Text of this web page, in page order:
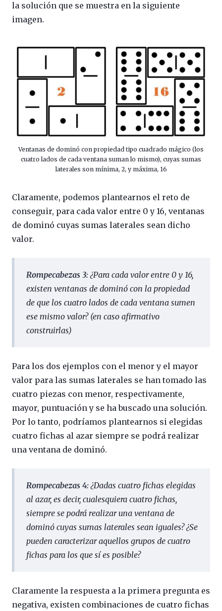
la solución que se muestra en la siguiente
imagen.
Ventanas de dominó con propiedad tipo cuadrado mágico (los
cuatro lados de cada ventana suman lo mismo), cuyas sumas
laterales son mínima, 2, y máxima, 16
Claramente, podemos plantearnos el reto de
conseguir, para cada valor entre 0 y 16, ventanas
de dominó cuyas sumas laterales sean dicho
valor.
Rompecabezas 3:¿Para cada valor entre 0 y 16,
existen ventanas de dominó con la propiedad
de que los cuatro lados de cada ventana sumen
ese mismo valor? (en caso afirmativo
construirlas)
Para los dos ejemplos con el menor y el mayor
valor para las sumas laterales se han tomado las
cuatro piezas con menor, respectivamente,
mayor, puntuación y se ha buscado una solución.
Por lo tanto, podríamos plantearnos si elegidas
cuatro fichas al azar siempre se podrá realizar
una ventana de dominó.
Rompecabezas 4:¿Dadas cuatro fichas elegidas
al azar, es decir, cualesquiera cuatro fichas,
siempre se podrá realizar una ventana de
dominó cuyas sumas laterales sean iguales? ¿Se
pueden caracterizar aquellos grupos de cuatro
fichas para los que sí es posible?
Claramente la respuesta a la primera pregunta es
negativa, existen combinaciones de cuatro fichas